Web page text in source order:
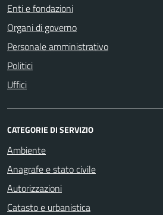
Enti e fondazioni
Organi di governo
Personale amministrativo
Politici
Uffici
CATEGORIE DI SERVIZIO
Ambiente
Anagrafe e stato civile
Autorizzazioni
Catasto e urbanistica